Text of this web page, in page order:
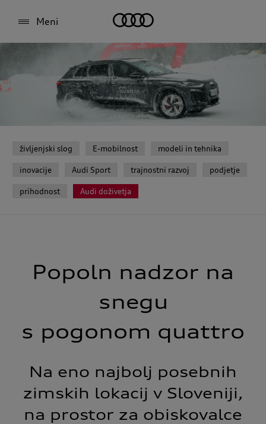
Meni
življenjski slog E-mobilnost modeli in tehnika
inovacije Audi Sport trajnostni razvoj podjetje
prihodnost Audi doživetja
Popoln nadzor na
snegu
s pogonom quattro
Na eno najbolj posebnih
zimskih lokacij v Sloveniji,
na prostor za obiskovalce